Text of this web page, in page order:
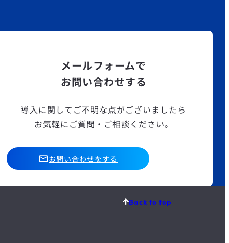
メールフォームで
お問い合わせする
導入に関してご不明な点がございましたら
お気軽にご質問・ご相談ください。
お問い合わせをする
Back to top